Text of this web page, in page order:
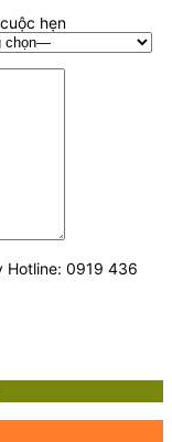
hẹn
Hotline: 0919 436